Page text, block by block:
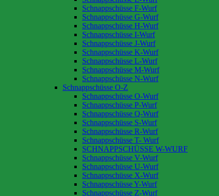
Schnappschüsse F-Wurf
Schnappschüsse G-Wurf
Schnappschüsse H-Wurf
Schnappschüsse I-Wurf
Schnappschüsse J-Wurf
Schnappschüsse K-Wurf
Schnappschüsse L-Wurf
Schnappschüsse M-Wurf
Schnappschüsse N-Wurf
Schnappschüsse O-Z
Schnappschüsse O-Wurf
Schnappschüsse P-Wurf
Schnappschüsse Q-Wurf
Schnappschüsse S-Wurf
Schnappschüsse R-Wurf
Schnappschüsse T- Wurf
SCHNAPPSCHÜSSE W-WURF
Schnappschüsse V-Wurf
Schnappschüsse U-Wurf
Schnappschüsse X-Wurf
Schnappschüsse Y-Wurf
Schnappschüsse Z-Wurf